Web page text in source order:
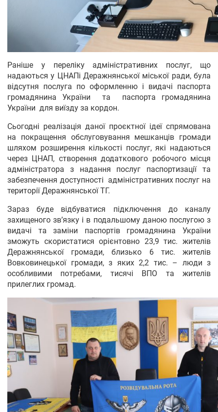
Раніше у переліку адміністративних послуг, що
надаються у ЦНАПі Деражнянської міської ради, була
відсутня послуга по оформленню і видачі паспорта
громадянина України та паспорта громадянина
України для виїзду за кордон.
Сьогодні реалізація даної проєктної ідеї спрямована
на покращення обслуговування мешканців громади
шляхом розширення кількості послуг, які надаються
через ЦНАП, створення додаткового робочого місця
адміністратора з надання послуг паспортизації та
забезпечення доступності адміністративних послуг на
території Деражнянської ТГ.
Зараз буде відбуватися підключення до каналу
захищеного зв’язку і в подальшому даною послугою з
видачі та заміни паспортів громадянина України
зможуть скористатися орієнтовно 23,9 тис. жителів
Деражнянської громади, близько 6 тис. жителів
Вовковинецької громади, з яких 2,2 тис. – люди з
особливими потребами, тисячі ВПО та жителів
прилеглих громад.